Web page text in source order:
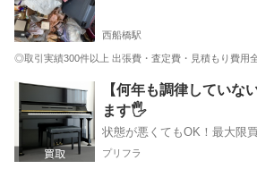
西船橋駅
◎取引実績300件以上 出張費・査定費・見積もり費用
千葉 市川市 西船橋駅 不用品買取
【何年も調律していな
ます🖐️
状態が悪くてもOK！最大限
プリフラ